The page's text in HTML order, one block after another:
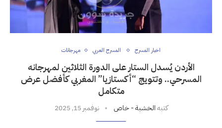
اخبار المسرح المسرح العربي مهرجانات
الأردن يُسدل الستار على الدورة الثلاثين لمهرجانه
المسرحي.. وتتويج “أكستازيا” المغربي كأفضل عرض
متكامل
كتبهالخشبة - خاص نوفمبر 15, 2025